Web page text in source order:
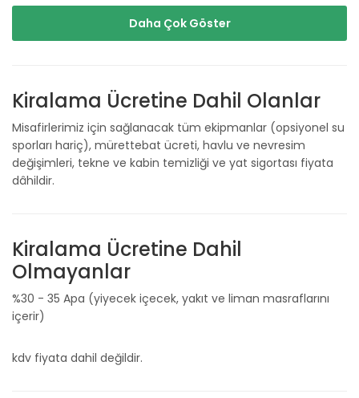
Daha Çok Göster
Kiralama Ücretine Dahil Olanlar
Misafirlerimiz için sağlanacak tüm ekipmanlar (opsiyonel su
sporları hariç), mürettebat ücreti, havlu ve nevresim
değişimleri, tekne ve kabin temizliği ve yat sigortası fiyata
dâhildir.
Kiralama Ücretine Dahil
Olmayanlar
%30 - 35 Apa (yiyecek içecek, yakıt ve liman masraflarını
içerir)
kdv fiyata dahil değildir.